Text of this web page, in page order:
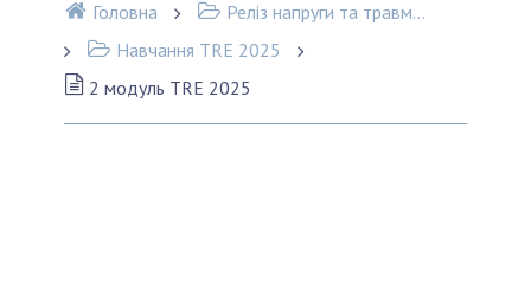
Головна
Реліз напруги та травматичного досвіду (TRE®)
Навчання TRE 2025
2 модуль TRE 2025